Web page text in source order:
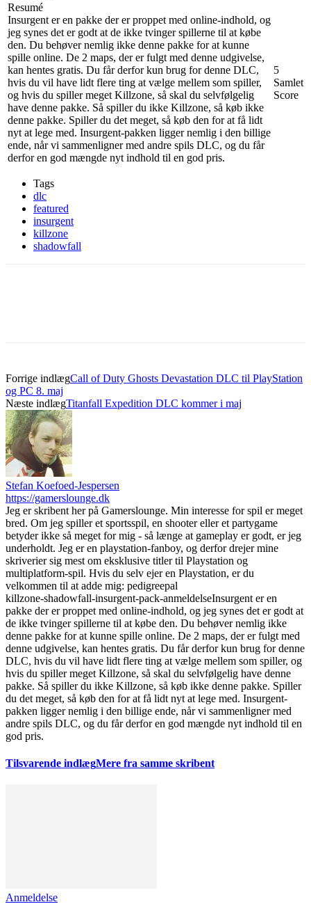
Resumé
Insurgent er en pakke der er proppet med online-indhold, og
jeg synes det er godt at de ikke tvinger spillerne til at købe
den. Du behøver nemlig ikke denne pakke for at kunne
spille online. De 2 maps, der er fulgt med denne udgivelse,
kan hentes gratis. Du får derfor kun brug for denne DLC,
hvis du vil have lidt flere ting at vælge mellem som spiller,
og hvis du spiller meget Killzone, så skal du selvfølgelig
have denne pakke. Så spiller du ikke Killzone, så køb ikke
denne pakke. Spiller du det meget, så køb den for at få lidt
nyt at lege med. Insurgent-pakken ligger nemlig i den billige
ende, når vi sammenligner med andre spils DLC, og du får
derfor en god mængde nyt indhold til en god pris.
5
Samlet
Score
Tags
dlc
featured
insurgent
killzone
shadowfall
Forrige indlægCall of Duty Ghosts Devastation DLC til PlayStation
og PC 8. maj
Næste indlægTitanfall Expedition DLC kommer i maj
Stefan Koefoed-Jespersen
https://gamerslounge.dk
Jeg er skribent her på Gamerslounge. Min interesse for spil er meget
bred. Om jeg spiller et sportsspil, en shooter eller et partygame
betyder ikke så meget for mig - så længe at gameplay er godt, er jeg
underholdt. Jeg er en playstation-fanboy, og derfor drejer mine
skriverier sig mest om eksklusive titler til Playstation og
multiplatform-spil. Hvis du selv ejer en Playstation, er du
velkommen til at adde mig: pedigreepal
killzone-shadowfall-insurgent-pack-anmeldelseInsurgent er en
pakke der er proppet med online-indhold, og jeg synes det er godt at
de ikke tvinger spillerne til at købe den. Du behøver nemlig ikke
denne pakke for at kunne spille online. De 2 maps, der er fulgt med
denne udgivelse, kan hentes gratis. Du får derfor kun brug for denne
DLC, hvis du vil have lidt flere ting at vælge mellem som spiller, og
hvis du spiller meget Killzone, så skal du selvfølgelig have denne
pakke. Så spiller du ikke Killzone, så køb ikke denne pakke. Spiller
du det meget, så køb den for at få lidt nyt at lege med. Insurgent-
pakken ligger nemlig i den billige ende, når vi sammenligner med
andre spils DLC, og du får derfor en god mængde nyt indhold til en
god pris.
Tilsvarende indlægMere fra samme skribent
Anmeldelse